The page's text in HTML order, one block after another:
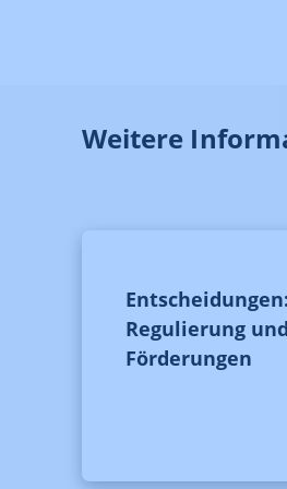
Weitere
Entscheidungen:
Regulierung und
Förderungen